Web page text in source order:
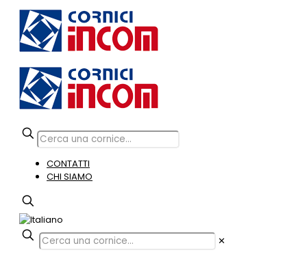
CONTATTI
CHI SIAMO
✕